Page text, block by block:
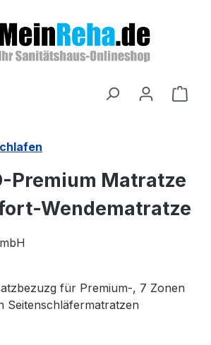
Premium Matratze
Wendematratze